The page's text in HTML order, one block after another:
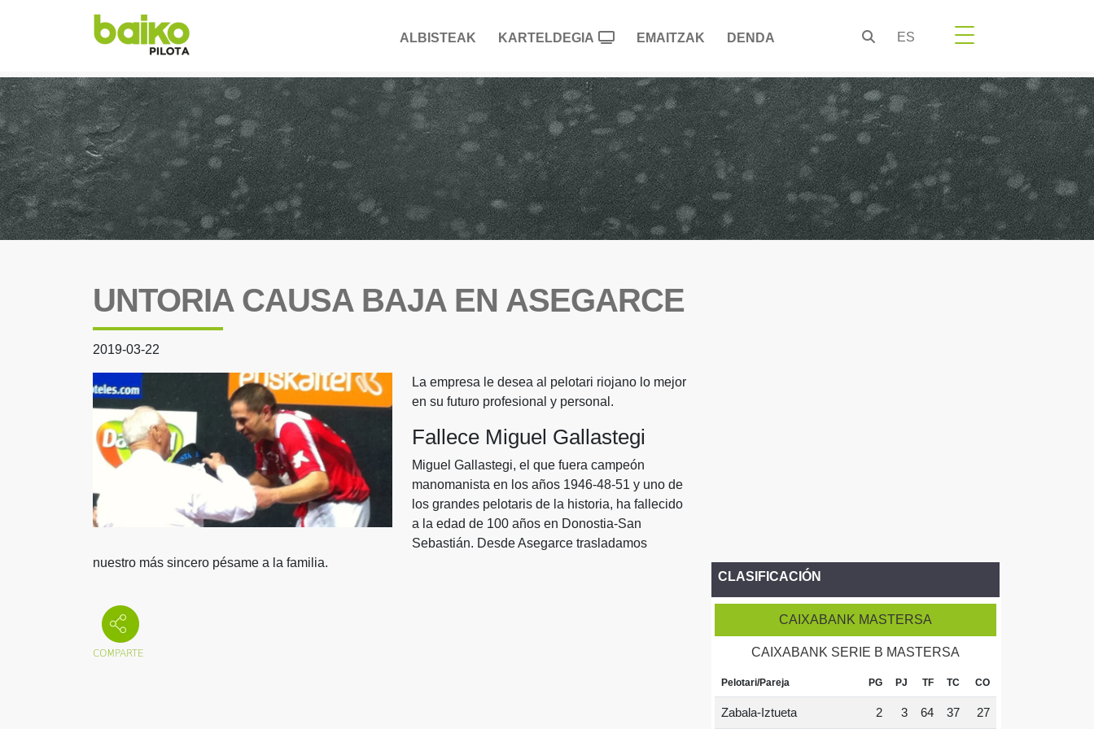
ALBISTEAK KARTELDEGIA EMAITZAK DENDA ES
UNTORIA CAUSA BAJA EN ASEGARCE
2019-03-22
La empresa le desea al pelotari riojano lo mejor
en su futuro profesional y personal.
Fallece Miguel Gallastegi
Miguel Gallastegi, el que fuera campeón
manomanista en los años 1946-48-51 y uno de
los grandes pelotaris de la historia, ha fallecido
a la edad de 100 años en Donostia-San
Sebastián. Desde Asegarce trasladamos
nuestro más sincero pésame a la familia.
CLASIFICACIÓN
CAIXABANK MASTERSA
CAIXABANK SERIE B MASTERSA
Pelotari/Pareja PG PJ TF TC CO
Zabala-Iztueta 2 3 64 37 27